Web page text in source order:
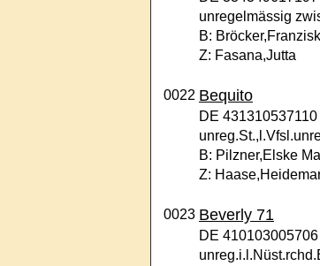
unregelmässig
B:
Z: Fasana,Jutta
0022 Bequito
DE
B: Pilzner,Elske
Z:
0023 Beverly 71
DE